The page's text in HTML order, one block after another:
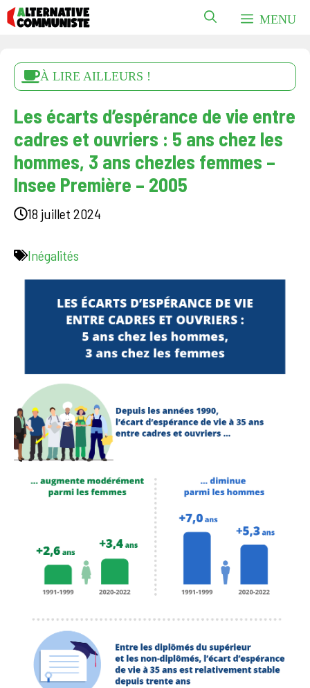
Aller
au
MENU
À LIRE AILLEURS !
Les écarts d’espérance de vie entre
cadres et ouvriers : 5 ans chez les
hommes, 3 ans chezles femmes –
Insee Première – 2005
18 juillet 2024
Inégalités